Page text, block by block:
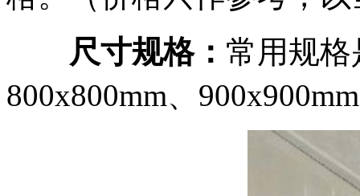
尺寸规格： 常用规格
800x800mm、